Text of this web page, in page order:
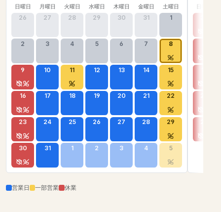
日曜日 月曜日 火曜日 水曜日 木曜日 金曜日 土曜日
26 27 28 29 30 31 1
2 3 4 5 6 7 8
9 10 11 12 13 14 15
16 17 18 19 20 21 22
23 24 25 26 27 28 29
30 31 1 2 3 4 5
日曜日
営業日 一部営業 休業